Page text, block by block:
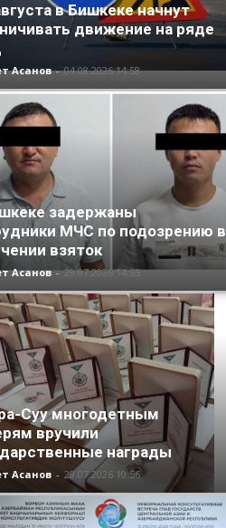
в Бишкеке начнут
движение на ряде
Асанов - 04.08.2026 14:58
задержаны
МЧС по подозрению в
взяток
Асанов - 29.07.2026 14:55
Суу многодетным
вручили
награды
Асанов - 29.07.2026 10:56